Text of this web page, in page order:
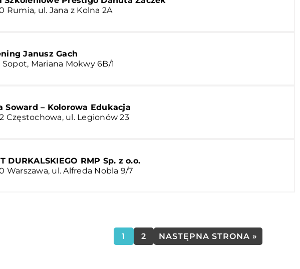
Rumia, ul. Jana z Kolna 2A
Janusz Gach
Sopot, Mariana Mokwy 6B/1
Soward – Kolorowa Edukacja
Częstochowa, ul. Legionów 23
DURKALSKIEGO RMP Sp. z o.o.
Warszawa, ul. Alfreda Nobla 9/7
1 2 NASTĘPNA STRONA »